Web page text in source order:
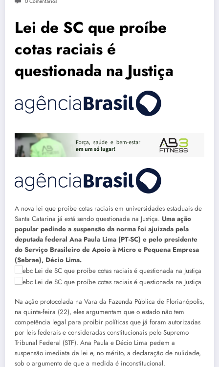
Lei de SC que proíbe
cotas raciais é
questionada na Justiça
A nova lei que proíbe cotas raciais em universidades estaduais de
Santa Catarina já está sendo questionada na Justiça. Uma ação
popular pedindo a suspensão da norma foi ajuizada pela
deputada federal Ana Paula Lima (PT-SC) e pelo presidente
do Serviço Brasileiro de Apoio à Micro e Pequena Empresa
(Sebrae), Décio Lima.
Na ação protocolada na Vara da Fazenda Pública de Florianópolis,
na quinta-feira (22), eles argumentam que o estado não tem
competência legal para proibir políticas que já foram autorizadas
por leis federais e consideradas constitucionais pelo Supremo
Tribunal Federal (STF). Ana Paula e Décio Lima pedem a
suspensão imediata da lei e, no mérito, a declaração de nulidade,
sob o argumento de que a medida é inconstitucional.